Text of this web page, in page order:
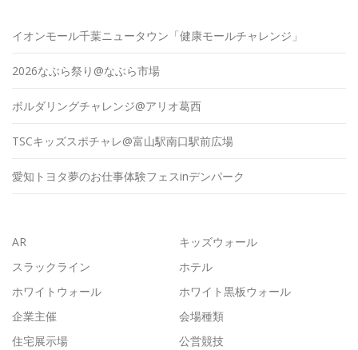
イオンモール千葉ニュータウン「健康モールチャレンジ」
2026なぶら祭り@なぶら市場
ボルダリングチャレンジ@アリオ葛西
TSCキッズスポチャレ@富山駅南口駅前広場
愛知トヨタ夢のお仕事体験フェスinデンパーク
AR
キッズウォール
スラックライン
ホテル
ホワイトウォール
ホワイト黒板ウォール
企業主催
会場種類
住宅展示場
公営競技